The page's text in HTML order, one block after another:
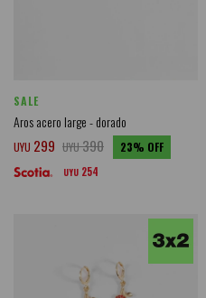
SALE
Aros acero large - dorado
UYU 299 UYU390 23
UYU 254